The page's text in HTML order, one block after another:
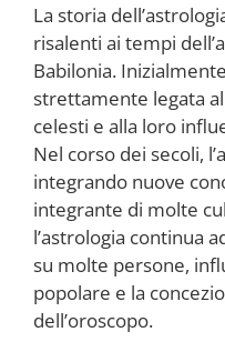
La storia
risalenti ai tempi
Babilonia.
strettamente legata
celesti e alla loro
Nel corso dei secoli,
integrando nuove
integrante di molte
l’astrologia continua
su molte persone,
popolare e la
dell’oroscopo.